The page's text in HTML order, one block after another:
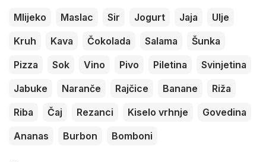
Mlijeko Maslac Sir Jogurt Jaja
Ulje
Kruh
Kava Čokolada Salama
Šunka
Pizza
Sok Vino Pivo Piletina
Svinjetina
Jabuke
Naranče Rajčice Banane
Riža
Riba
Čaj Rezanci Kiselo vrhnje
Govedina
Ananas
Burbon Bomboni